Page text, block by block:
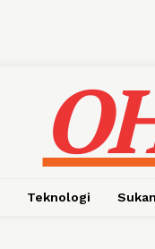
Teknologi Sukan